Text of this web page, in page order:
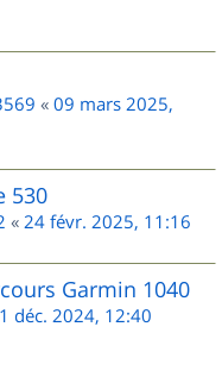
« 09 mars 2025,
530
« 24 févr. 2025, 11:16
Garmin 1040
déc. 2024, 12:40